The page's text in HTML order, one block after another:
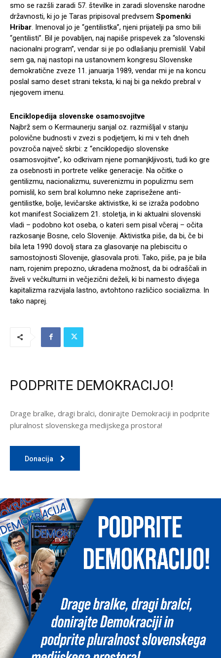
smo se razšli zaradi 57. številke in zaradi slovenske narodne
državnosti, ki jo je Taras pripisoval predvsem Spomenki
Hribar . Imenoval jo je “gentilistka”, njeni prijatelji pa smo bili
“gentilisti”. Bil je povabljen, naj napiše prispevek za “slovenski
nacionalni program”, vendar si je po odlašanju premislil. Vabil
sem ga, naj nastopi na ustanovnem kongresu Slovenske
demokratične zveze 11. januarja 1989, vendar mi je na koncu
poslal samo deset strani teksta, ki naj bi ga nekdo prebral v
njegovem imenu.
Enciklopedija slovenske osamosvojitve
Najbrž sem o Kermaunerju sanjal oz. razmišljal v stanju
polovične budnosti v zvezi s podjetjem, ki mi v teh dneh
povzroča največ skrbi: z “enciklopedijo slovenske
osamosvojitve”, ko odkrivam njene pomanjkljivosti, tudi ko gre
za osebnosti in portrete velike generacije. Na očitke o
gentilizmu, nacionalizmu, suverenizmu in populizmu sem
pomislil, ko sem bral kolumno neke zaprisežene anti-
gentilistke, bolje, levičarske aktivistke, ki se izraža podobno
kot manifest Socializem 21. stoletja, in ki aktualni slovenski
vladi – podobno kot oseba, o kateri sem pisal včeraj – očita
razkosanje Bosne, celo Slovenije. Aktivistka piše, da bi, če bi
bila leta 1990 dovolj stara za glasovanje na plebiscitu o
samostojnosti Slovenije, glasovala proti. Tako, piše, pa je bila
nam, rojenim prepozno, ukradena možnost, da bi odraščali in
živeli v večkulturni in večjezični deželi, ki bi namesto divjega
kapitalizma razvijala lastno, avtohtono različico socializma. In
tako naprej.
PODPRITE DEMOKRACIJO!
Drage bralke, dragi bralci, donirajte Demokraciji in podprite
pluralnost slovenskega medijskega prostora!
Donacija